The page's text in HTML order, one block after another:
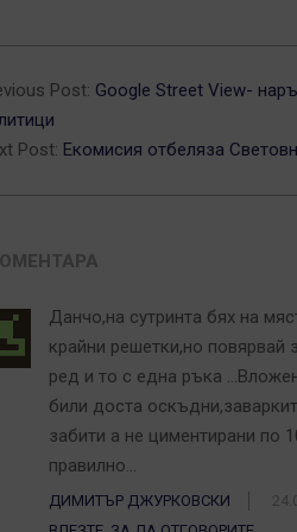
Post: Google Street View-
Post: Екомисия отбеляза
Данчо,на сутринта бях на
крайни решетки,но повярвай
ред и то с една ръка
били доста
забити а не циментирани по
правилно…
ДИМИТЪР ДЖУРКОВСКИ